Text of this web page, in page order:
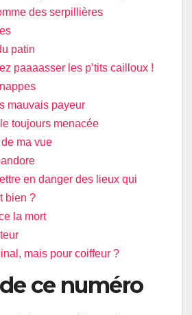
des serpillières
patin
paaaasser les p’tits cailloux !
mauvais payeur
toujours menacée
ma vue
en danger des lieux qui
bien ?
la mort
mais pour coiffeur ?
ce numéro